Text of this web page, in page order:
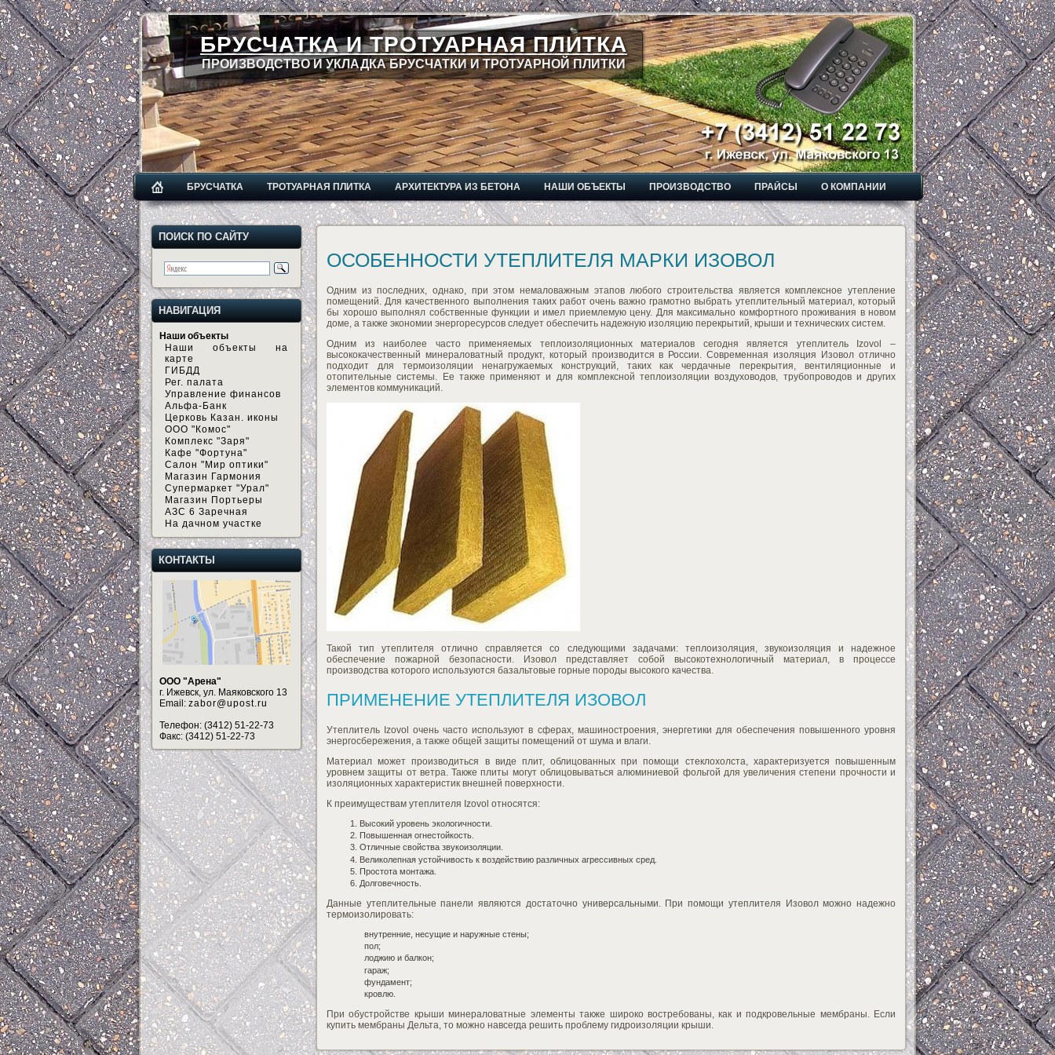
БРУСЧАТКА И ТРОТУАРНАЯ ПЛИТКА
ПРОИЗВОДСТВО И УКЛАДКА БРУСЧАТКИ И ТРОТУАРНОЙ ПЛИТКИ
БРУСЧАТКА ТРОТУАРНАЯ ПЛИТКА АРХИТЕКТУРА ИЗ БЕТОНА НАШИ ОБЪЕКТЫ ПРОИЗВОДСТВО ПРАЙСЫ О КОМПАНИИ
ПОИСК ПО САЙТУ
НАВИГАЦИЯ
Наши объекты
Наши объекты на
карте
ГИБДД
Рег. палата
Управление финансов
Альфа-Банк
Церковь Казан. иконы
ООО "Комос"
Комплекс "Заря"
Кафе "Фортуна"
Салон "Мир оптики"
Магазин Гармония
Супермаркет "Урал"
Магазин Портьеры
АЗС 6 Заречная
На дачном участке
КОНТАКТЫ
ООО "Арена"
г. Ижевск, ул. Маяковского 13
Email: zabor@upost.ru
Телефон: (3412) 51-22-73
Факс: (3412) 51-22-73
ОСОБЕННОСТИ УТЕПЛИТЕЛЯ МАРКИ ИЗОВОЛ
Одним из последних, однако, при этом немаловажным этапов любого строительства является комплексное утепление
помещений. Для качественного выполнения таких работ очень важно грамотно выбрать утеплительный материал, который
бы хорошо выполнял собственные функции и имел приемлемую цену. Для максимально комфортного проживания в новом
доме, а также экономии энергоресурсов следует обеспечить надежную изоляцию перекрытий, крыши и технических систем.
Одним из наиболее часто применяемых теплоизоляционных материалов сегодня является утеплитель Izovol –
высококачественный минераловатный продукт, который производится в России. Современная изоляция Изовол отлично
подходит для термоизоляции ненагружаемых конструкций, таких как чердачные перекрытия, вентиляционные и
отопительные системы. Ее также применяют и для комплексной теплоизоляции воздуховодов, трубопроводов и других
элементов коммуникаций.
Такой тип утеплителя отлично справляется со следующими задачами: теплоизоляция, звукоизоляция и надежное
обеспечение пожарной безопасности. Изовол представляет собой высокотехнологичный материал, в процессе
производства которого используются базальтовые горные породы высокого качества.
ПРИМЕНЕНИЕ УТЕПЛИТЕЛЯ ИЗОВОЛ
Утеплитель Izovol очень часто используют в сферах, машиностроения, энергетики для обеспечения повышенного уровня
энергосбережения, а также общей защиты помещений от шума и влаги.
Материал может производиться в виде плит, облицованных при помощи стеклохолста, характеризуется повышенным
уровнем защиты от ветра. Также плиты могут облицовываться алюминиевой фольгой для увеличения степени прочности и
изоляционных характеристик внешней поверхности.
К преимуществам утеплителя Izovol относятся:
Высокий уровень экологичности.
Повышенная огнестойкость.
Отличные свойства звукоизоляции.
Великолепная устойчивость к воздействию различных агрессивных сред.
Простота монтажа.
Долговечность.
Данные утеплительные панели являются достаточно универсальными. При помощи утеплителя Изовол можно надежно
термоизолировать:
внутренние, несущие и наружные стены;
пол;
лоджию и балкон;
гараж;
фундамент;
кровлю.
При обустройстве крыши минераловатные элементы также широко востребованы, как и подкровельные мембраны. Если
купить мембраны Дельта, то можно навсегда решить проблему гидроизоляции крыши.